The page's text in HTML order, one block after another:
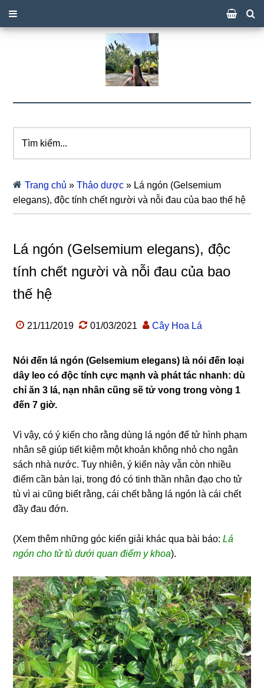
kiếm...
Trang chủ »Thảo dược » Lá ngón (Gelsemium
elegans), độc tính chết người và nỗi đau của bao thế hệ
Lá ngón (Gelsemium elegans), độc
tính chết người và nỗi đau của bao
thế hệ
21/11/2019 01/03/2021 Cây Hoa Lá
Nói đến lá ngón (Gelsemium elegans) là nói đến loại
dây leo có độc tính cực mạnh và phát tác nhanh: dù
chỉ ăn 3 lá, nạn nhân cũng sẽ tử vong trong vòng 1
đến 7 giờ.
Vì vậy, có ý kiến cho rằng dùng lá ngón để tử hình phạm
nhân sẽ giúp tiết kiệm một khoản không nhỏ cho ngân
sách nhà nước. Tuy nhiên, ý kiến này vẫn còn nhiều
điểm cần bàn lại, trong đó có tinh thần nhân đạo cho tử
tù vì ai cũng biết rằng, cái chết bằng lá ngón là cái chết
đầy đau đớn.
(Xem thêm những góc kiến giải khác qua bài báo: Lá
ngón cho tử tù dưới quan điểm y khoa).